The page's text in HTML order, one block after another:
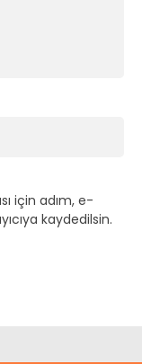
için adım, e-
kaydedilsin.